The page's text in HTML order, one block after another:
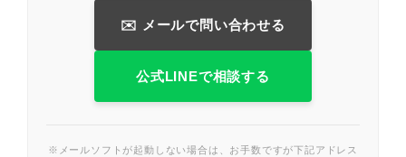
✉️ メールで問い合わせる
公式LINEで相談する
※メールソフトが起動しない場合は、お手数ですが下記アドレス